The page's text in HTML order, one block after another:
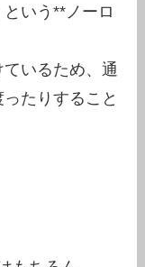
いう**ノーロ
いるため、通
たりすること